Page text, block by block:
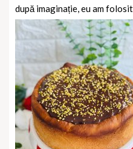
după imaginație, eu am